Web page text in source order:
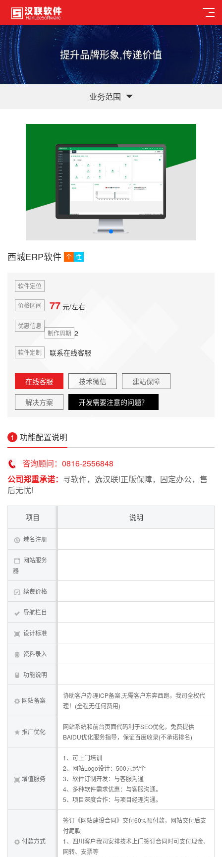
提升品牌形象,传递价值
业务范围
西城ERP软件 个 性
软件定位
价格区间 77 元/左右
优惠信息
制作周期 2
软件定制 联系在线客服
在线客服 技术微信 建站保障
解决方案 开发需要注意的问题？
1 功能配置说明
咨询顾问：0816-2556848
公司郑重承诺： 寻软件，选汉联!正版保障，固定办公，售
后无忧!
项目 说明
域名注册
网站服务
器
续费价格
导航栏目
设计标准
资料录入
功能说明
网站备案
协助客户办理ICP备案,无需客户东奔西跑，我司全权代
理！(全程无任何费用)
推广优化
网站系统和前台页面代码利于SEO优化，免费提供
BAIDU优化服务指导，保证百度收录(不承诺排名)
增值服务
1、可上门培训
2、网站Logo设计：500元起/个
3、软件订制开发：与客服沟通
4、多种软件需求优惠：与客服沟通。
5、项目深度合作：与项目经理沟通。
付款方式
签订《网站建设合同》交付60%预付款，网站交付后支
付尾款
1、四川客户我司安排技术上门签订合同时可支付现金、
网转、支票等